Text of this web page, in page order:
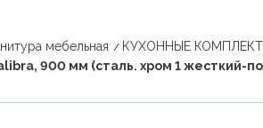
мебельная КУХОННЫЕ
900 мм (сталь. хром 1 жесткий-